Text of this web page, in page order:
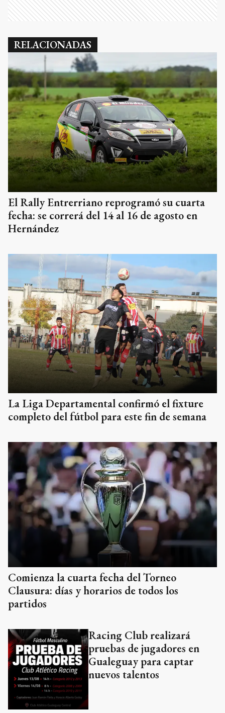
RELACIONADAS
El Rally Entrerriano reprogramó su cuarta
fecha: se correrá del 14 al 16 de agosto en
Hernández
La Liga Departamental confirmó el fixture
completo del fútbol para este fin de semana
Comienza la cuarta fecha del Torneo
Clausura: días y horarios de todos los
partidos
Racing Club realizará
pruebas de jugadores en
Gualeguay para captar
nuevos talentos